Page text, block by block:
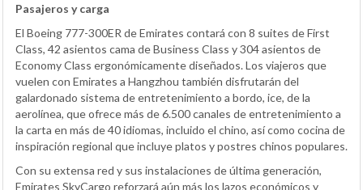
Pasajeros y carga
El Boeing 777-300ER de Emirates contará con 8 suites de First
Class, 42 asientos cama de Business Class y 304 asientos de
Economy Class ergonómicamente diseñados. Los viajeros que
vuelen con Emirates a Hangzhou también disfrutarán del
galardonado sistema de entretenimiento a bordo, ice, de la
aerolínea, que ofrece más de 6.500 canales de entretenimiento a
la carta en más de 40 idiomas, incluido el chino, así como cocina de
inspiración regional que incluye platos y postres chinos populares.
Con su extensa red y sus instalaciones de última generación,
Emirates SkyCargo reforzará aún más los lazos económicos y